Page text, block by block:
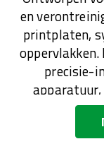
en
printplaten,
precisie-
apparatuur,
residu